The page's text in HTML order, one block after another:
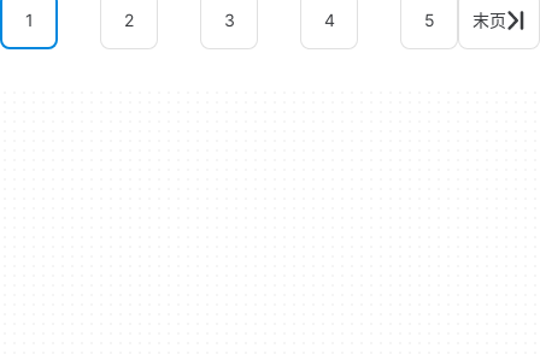
1 2 3 4 5 末页